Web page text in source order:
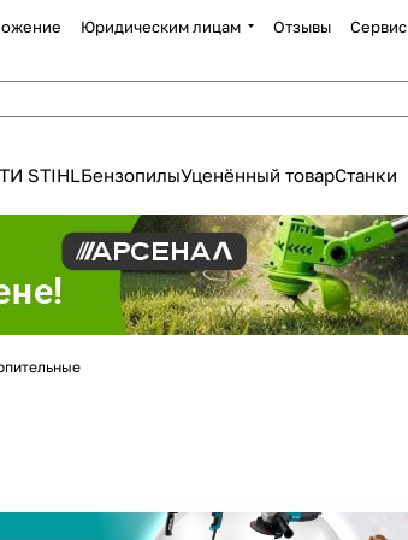
Юридическим лицам Отзывы Сервис
STIHLБензопилыУценённый товарСтанки